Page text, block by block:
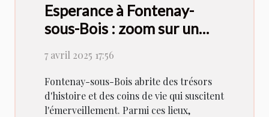
Esperance à Fontenay-
sous-Bois : zoom sur un
vie
7 avril 2025 17:56
Fontenay-sous-Bois abrite des trésors
d'histoire et des coins de vie qui suscitent
l'émerveillement. Parmi ces lieux,